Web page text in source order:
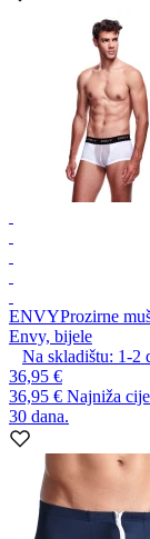
ENVYProzirne
Envy, bijele
Na skladištu: 1-2
36,95 €
36,95 € Najniža
30 dana.